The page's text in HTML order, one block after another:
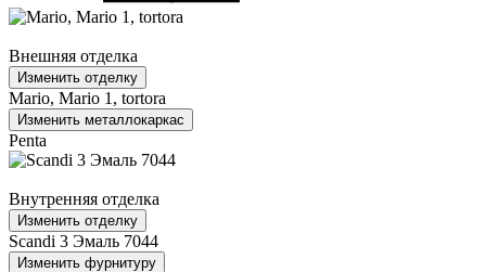
Внешняя отделка
Изменить отделку
Mario, Mario 1, tortora
Изменить металлокаркас
Penta
Внутренняя отделка
Изменить отделку
Scandi 3 Эмаль 7044
Изменить фурнитуру